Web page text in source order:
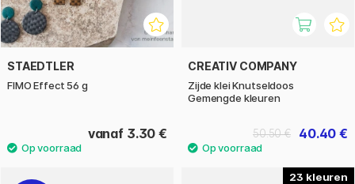
STAEDTLER
FIMO Effect 56 g
vanaf 3.30 €
CREATIV COMPANY
Zijde klei Knutseldoos
Gemengde kleuren
40.40 €
50.50 €
23